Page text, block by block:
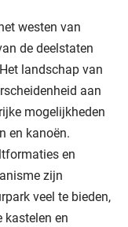
westen van
de deelstaten
landschap van
aan
mogelijkheden
en kanoën.
en
zijn
veel te bieden,
kastelen en